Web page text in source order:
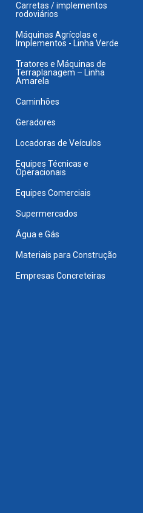
Carretas / implementos
rodoviários
Máquinas Agrícolas e
Implementos - Linha Verde
Tratores e Máquinas de
Terraplanagem – Linha
Amarela
Caminhões
Geradores
Locadoras de Veículos
Equipes Técnicas e
Operacionais
Equipes Comerciais
Supermercados
Água e Gás
Materiais para Construção
Empresas Concreteiras